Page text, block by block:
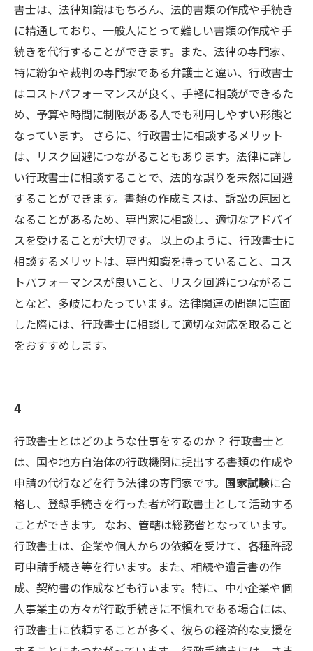
書士は、法律知識はもちろん、法的書類の作成や手続き
に精通しており、一般人にとって難しい書類の作成や手
続きを代行することができます。また、法律の専門家、
特に紛争や裁判の専門家である弁護士と違い、行政書士
はコストパフォーマンスが良く、手軽に相談ができるた
め、予算や時間に制限がある人でも利用しやすい形態と
なっています。 さらに、行政書士に相談するメリット
は、リスク回避につながることもあります。法律に詳し
い行政書士に相談することで、法的な誤りを未然に回避
することができます。書類の作成ミスは、訴訟の原因と
なることがあるため、専門家に相談し、適切なアドバイ
スを受けることが大切です。 以上のように、行政書士に
相談するメリットは、専門知識を持っていること、コス
トパフォーマンスが良いこと、リスク回避につながるこ
となど、多岐にわたっています。法律関連の問題に直面
した際には、行政書士に相談して適切な対応を取ること
をおすすめします。
4
行政書士とはどのような仕事をするのか？ 行政書士と
は、国や地方自治体の行政機関に提出する書類の作成や
申請の代行などを行う法律の専門家です。 国家試験に合
格し、登録手続きを行った者が行政書士として活動する
ことができます。 なお、管轄は総務省となっています。
行政書士は、企業や個人からの依頼を受けて、各種許認
可申請手続き等を行います。また、相続や遺言書の作
成、契約書の作成なども行います。特に、中小企業や個
人事業主の方々が行政手続きに不慣れである場合には、
行政書士に依頼することが多く、彼らの経済的な支援を